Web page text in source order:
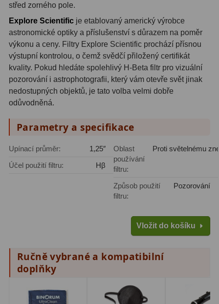
Ostatní27
Zrcátka a hranoly60
Diagonální zrcátka35
Diagonální hranoly7
Amici hranoly 45°11
Pozorovací dalekohledy
Kompaktní11
Dárkové1
Binokulární dalekohledy
Astronomické 44
střed zorného pole.
Explore Scientific je etablovaný americký výrobce
astronomické optiky a příslušenství s důrazem na poměr
výkonu a ceny. Filtry Explore Scientific prochází přísnou
výstupní kontrolou, o čemž svědčí přiložený certifikát
kvality. Pokud hledáte spolehlivý H-Beta filtr pro vizuální
pozorování i astrophotografii, který vám otevře svět jinak
nedostupných objektů, je tato volba velmi dobře
odůvodněná.
Parametry a specifikace
Upínací průměr:
1,25″
Účel použití filtru:
Hβ
Oblast
používání
filtru:
Proti světelnému
Způsob použití
filtru:
Pozorování
Vložit do košíku
Ručně vybrané a kompatibilní
doplňky